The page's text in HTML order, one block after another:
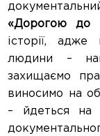
«Дорогою до
історії, адже
людини –
захищаємо
виносимо на
– йдеться на